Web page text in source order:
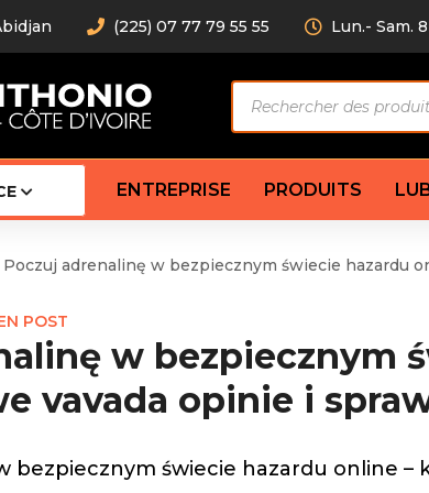
(225) 07 77 79 55 55 Lun.- Sam.
de
produits
Barre d’accouplement
Robot
Bras complet
Silentblocs amortisseur
Sonde
ENTREPRISE PRODUITS
Poczuj adrenalinę w bezpiecznym świecie hazardu
POST
w bezpiecznym
vavada opinie i
bezpiecznym świecie hazardu online